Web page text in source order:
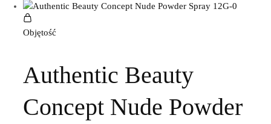
Objętość
Authentic Beauty
Concept Nude Powder